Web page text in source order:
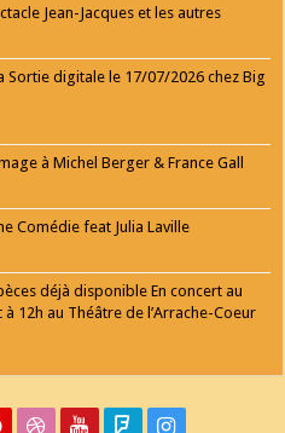
Jean-Jacques et les autres
Sortie digitale le 17/07/2026 chez Big
à Michel Berger & France Gall
Comédie feat Julia Laville
déjà disponible En concert au
12h au Théâtre de l’Arrache-Coeur